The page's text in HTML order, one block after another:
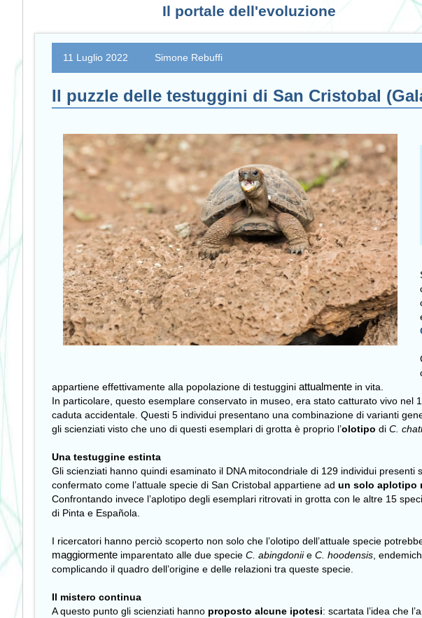
Il portale dell'evoluzione
11 Luglio 2022 Simone Rebuffi
Il puzzle delle testuggini di San Cristobal
appartiene effettivamente alla popolazione di testuggini attualmente in vita.
In particolare, questo esemplare conservato in museo, era stato catturato vivo
caduta accidentale. Questi 5 individui presentano una combinazione di varianti
gli scienziati visto che uno di questi esemplari di grotta è proprio l’olotipo di C.
Una testuggine estinta
Gli scienziati hanno quindi esaminato il DNA mitocondriale di 129 individui
confermato come l’attuale specie di San Cristobal appartiene ad un solo aplotipo
Confrontando invece l’aplotipo degli esemplari ritrovati in grotta con le altre 15
di Pinta e Española.
I ricercatori hanno perciò scoperto non solo che l’olotipo dell’attuale specie
maggiormente imparentato alle due specie C. abingdoniie C. hoodensis ,
complicando il quadro dell’origine e delle relazioni tra queste specie.
Il mistero continua
A questo punto gli scienziati hanno proposto alcune ipotesi: scartata l’idea che